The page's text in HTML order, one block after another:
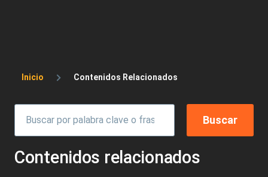
Sobrescribir enlaces de ayuda a la
Inicio Contenidos Relacionados
Contenidos relacionados